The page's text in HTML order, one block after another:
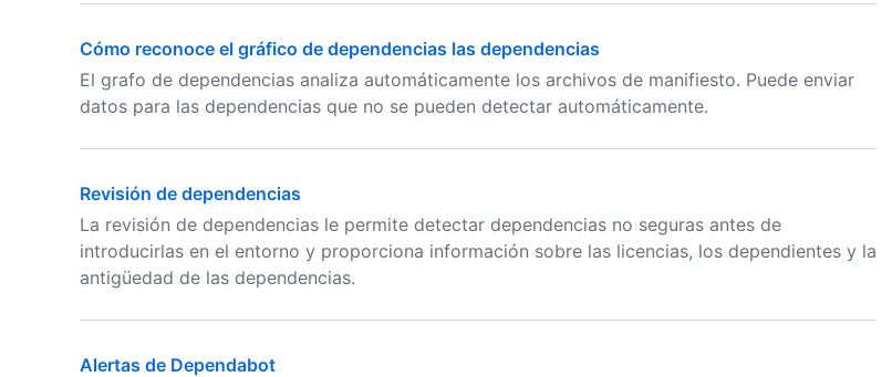
Cómo reconoce el gráfico de dependencias las dependencias
El grafo de dependencias analiza automáticamente los archivos de manifiesto. Puede enviar
datos para las dependencias que no se pueden detectar automáticamente.
Revisión de dependencias
La revisión de dependencias le permite detectar dependencias no seguras antes de
introducirlas en el entorno y proporciona información sobre las licencias, los dependientes y la
antigüedad de las dependencias.
Alertas de Dependabot